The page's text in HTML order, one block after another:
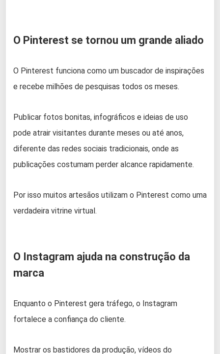
O Pinterest se tornou um grande aliado
O Pinterest funciona como um buscador de inspirações
e recebe milhões de pesquisas todos os meses.
Publicar fotos bonitas, infográficos e ideias de uso
pode atrair visitantes durante meses ou até anos,
diferente das redes sociais tradicionais, onde as
publicações costumam perder alcance rapidamente.
Por isso muitos artesãos utilizam o Pinterest como uma
verdadeira vitrine virtual.
O Instagram ajuda na construção da
marca
Enquanto o Pinterest gera tráfego, o Instagram
fortalece a confiança do cliente.
Mostrar os bastidores da produção, vídeos do